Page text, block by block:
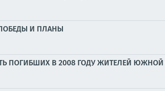
И ПЛАНЫ
ПОГИБШИХ В 2008 ГОДУ ЖИТЕЛЕЙ ЮЖНОЙ